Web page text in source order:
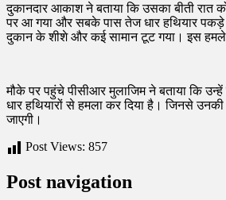
दुकानदार आकाश ने बताया कि उसका बीती
पर आ गया और सबके पास तेज धार हथियार पकड़े
दुकान के शीशे और कई सामान टूट गया। इस
मौके पर पहुंचे पीसीआर मुलाजिम ने बताया कि
धार हथियारों से हमला कर दिया है। जिनसे
जाएगी।
Post Views: 857
Post navigation